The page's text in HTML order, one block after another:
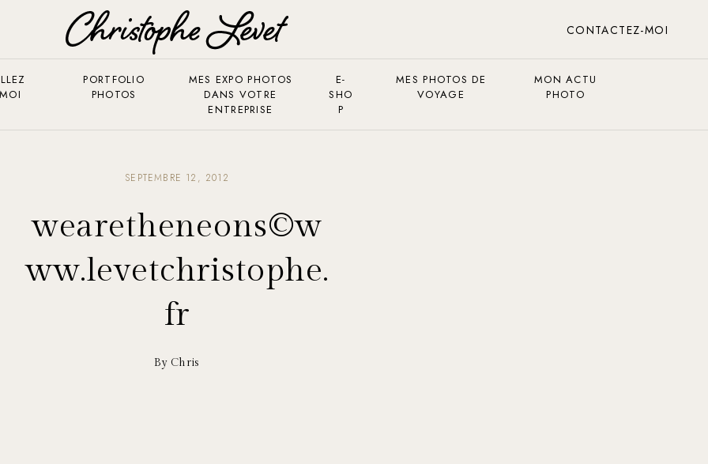
CONTACTEZ-MOI
PORTFOLIO
PHOTOS
MES EXPO PHOTOS
DANS VOTRE
ENTREPRISE
E-
SHO
P
MES PHOTOS DE
VOYAGE
MON ACTU
PHOTO
SEPTEMBRE 12, 2012
wearetheneons©w
ww.levetchristophe.
fr
By Chris